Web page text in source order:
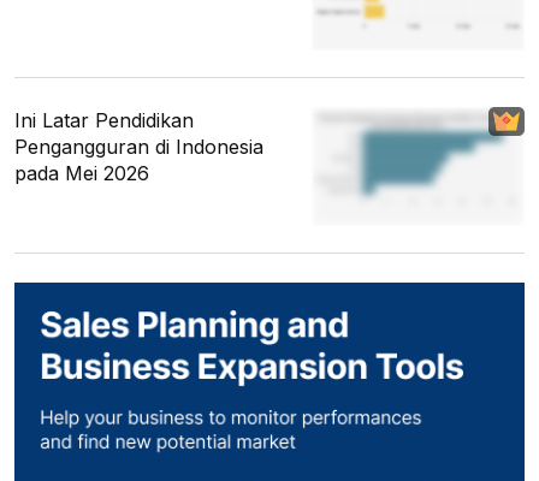
Ini Latar Pendidikan
Pengangguran di Indonesia
pada Mei 2026